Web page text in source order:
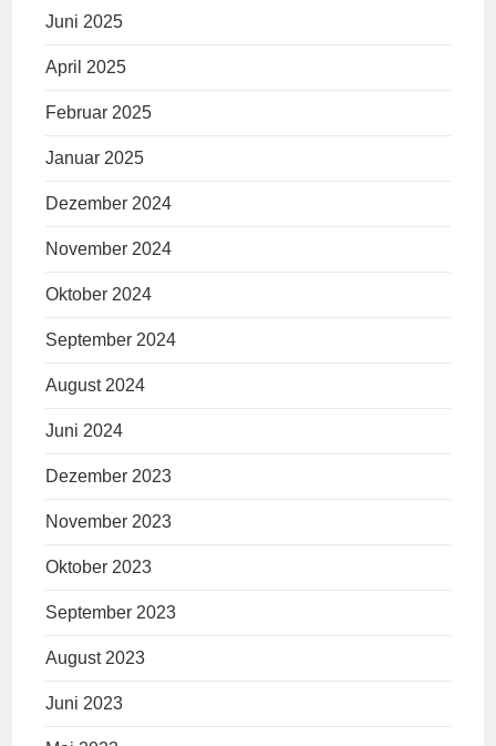
Juni 2025
April 2025
Februar 2025
Januar 2025
Dezember 2024
November 2024
Oktober 2024
September 2024
August 2024
Juni 2024
Dezember 2023
November 2023
Oktober 2023
September 2023
August 2023
Juni 2023